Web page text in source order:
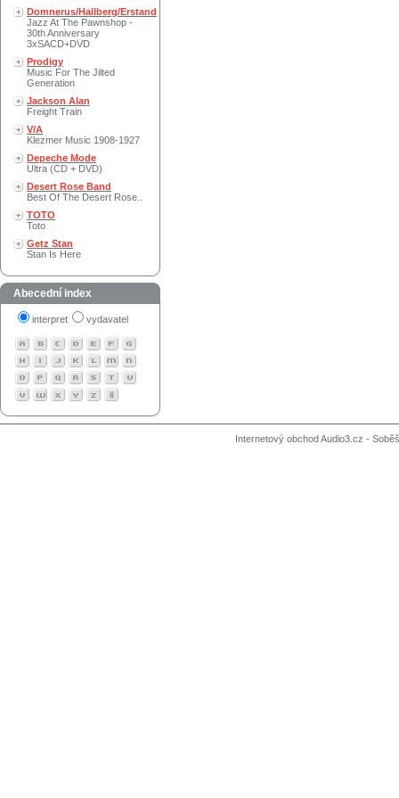
Domnerus/Hallberg/Erstand
Jazz At The Pawnshop -
30th Anniversary
3xSACD+DVD
Prodigy
Music For The Jilted
Generation
Jackson Alan
Freight Train
V/A
Klezmer Music 1908-1927
Depeche Mode
Ultra (CD + DVD)
Desert Rose Band
Best Of The Desert Rose..
TOTO
Toto
Getz Stan
Stan Is Here
Abecední index
interpret vydavatel
Internetový obchod Audio3.cz -